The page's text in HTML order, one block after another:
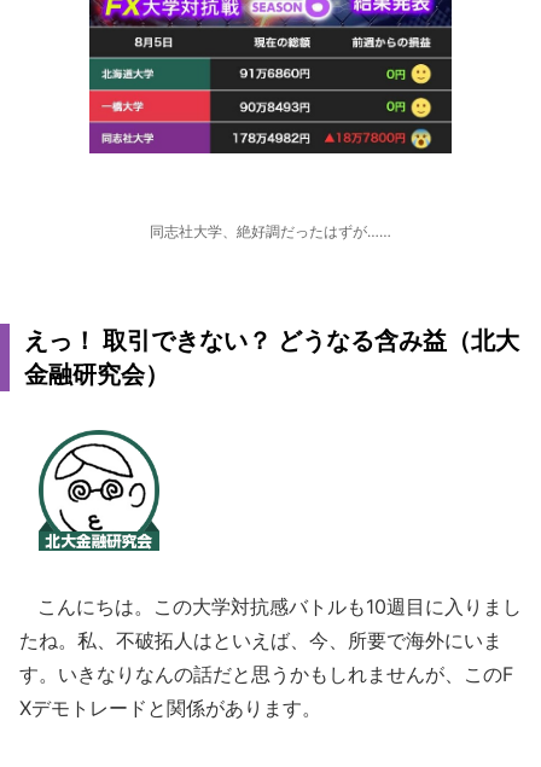
同志社大学、絶好調だったはずが……
えっ！ 取引できない？ どうなる含み益（北大
金融研究会）
こんにちは。この大学対抗感バトルも10週目に入りまし
たね。私、不破拓人はといえば、今、所要で海外にいま
す。いきなりなんの話だと思うかもしれませんが、このF
Xデモトレードと関係があります。